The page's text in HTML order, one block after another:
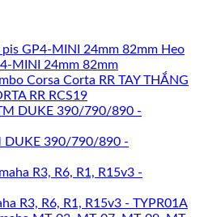
Heo
MINI 24mm 82mm
TAY THẮNG
RR RCS19
DUKE 390/790/890 -
R3, R6, R1, R15v3 - TYPR01A